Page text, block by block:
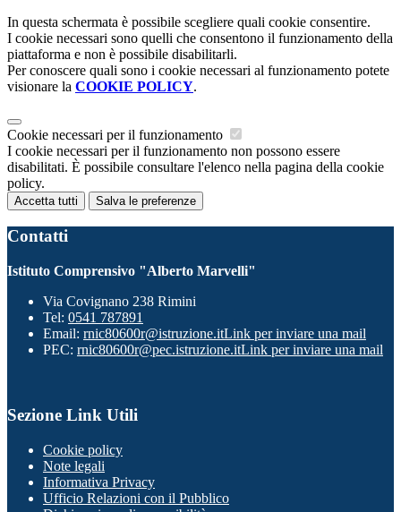
In questa schermata è possibile scegliere quali cookie consentire.
I cookie necessari sono quelli che consentono il funzionamento della
piattaforma e non è possibile disabilitarli.
Per conoscere quali sono i cookie necessari al funzionamento potete
visionare la COOKIE POLICY.
Cookie necessari per il funzionamento
I cookie necessari per il funzionamento non possono essere
disabilitati. È possibile consultare l'elenco nella pagina della cookie
policy.
Accetta tutti Salva le preferenze
Contatti
Istituto Comprensivo "Alberto Marvelli"
Via Covignano 238 Rimini
Tel: 0541 787891
Email: rnic80600r@istruzione.itLink per inviare una mail
PEC: rnic80600r@pec.istruzione.itLink per inviare una mail
Sezione Link Utili
Cookie policy
Note legali
Informativa Privacy
Ufficio Relazioni con il Pubblico